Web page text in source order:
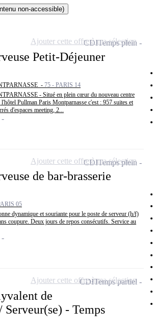
non-accessible)
Petit-Déjeuner
- 75 - PARIS 14
- Situé en plein cœur du nouveau centre
Pullman Paris Montparnasse c'est : 957 suites et
d'espaces meeting, 2...
CDITemps plein
Ajouter cette offre à ma sélection
de bar-brasserie
05
dynamique et souriante pour le poste de serveur (h/f)
coupure. Deux jours de repos consécutifs. Service au
CDITemps plein
Ajouter cette offre à ma sélection
de
Serveur(se) - Temps
CDITemps partiel
Ajouter cette offre à ma sélection